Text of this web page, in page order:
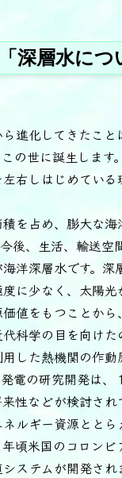
深層水につ
進化してきたこ
の世に誕生します
右しはじめてい
を占め、膨大な
後、生活、輸送
洋深層水です。
に少なく、太陽
値をもつことか
科学の目を向け
した熱機関の作
電の研究開発は
性などが検討され
ルギー資源とと
頃米国のコロン
ステムが開発さ